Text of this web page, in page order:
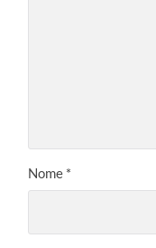
Nome *